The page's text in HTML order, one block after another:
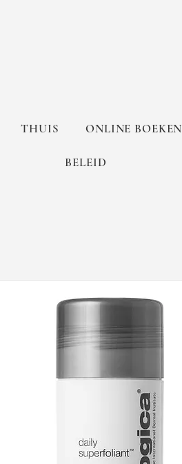
THUIS ONLINE BOEKEN
BELEID